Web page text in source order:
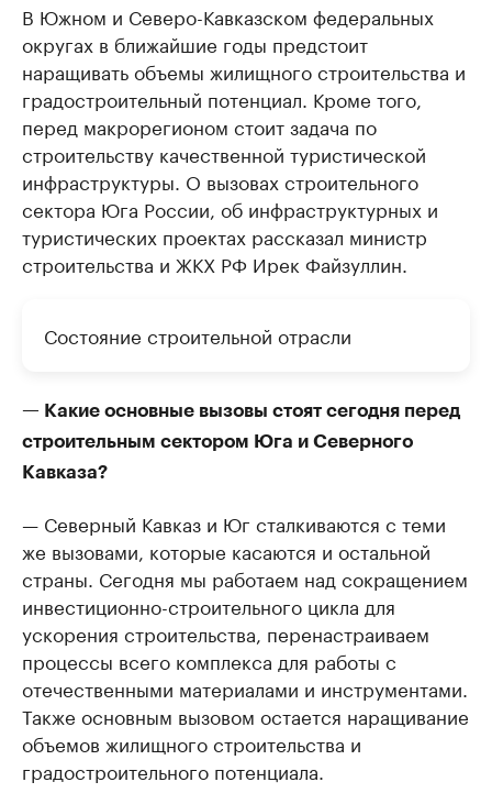
В Южном и Северо-Кавказском федеральных
округах в ближайшие годы предстоит
наращивать объемы жилищного строительства и
градостроительный потенциал. Кроме того,
перед макрорегионом стоит задача по
строительству качественной туристической
инфраструктуры. О вызовах строительного
сектора Юга России, об инфраструктурных и
туристических проектах рассказал министр
строительства и ЖКХ РФ Ирек Файзуллин.
Состояние строительной отрасли
— Какие основные вызовы стоят сегодня перед
строительным сектором Юга и Северного
Кавказа?
— Северный Кавказ и Юг сталкиваются с теми
же вызовами, которые касаются и остальной
страны. Сегодня мы работаем над сокращением
инвестиционно-строительного цикла для
ускорения строительства, перенастраиваем
процессы всего комплекса для работы с
отечественными материалами и инструментами.
Также основным вызовом остается наращивание
объемов жилищного строительства и
градостроительного потенциала.